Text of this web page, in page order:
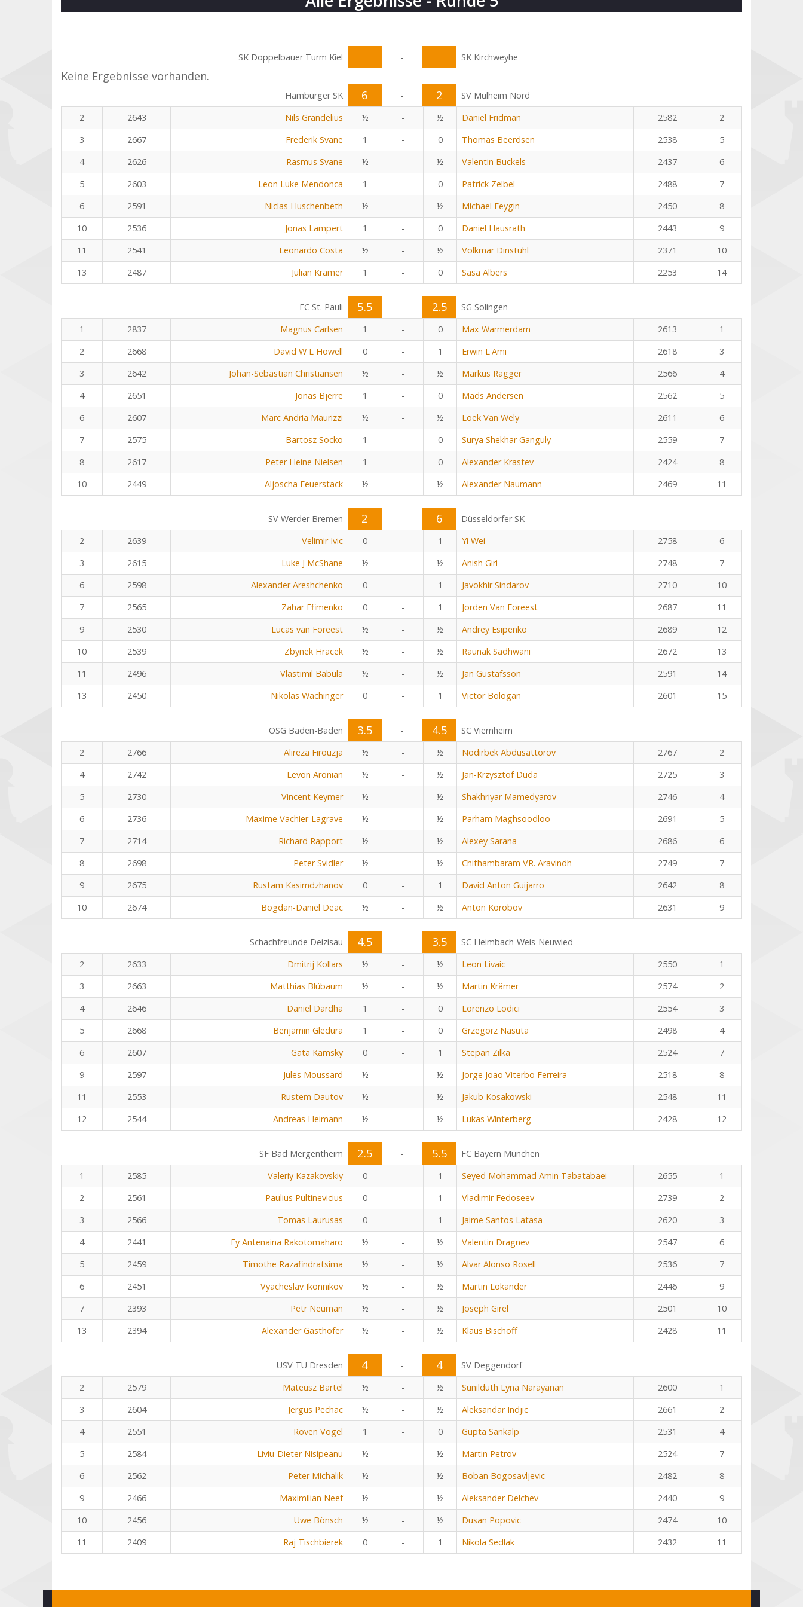
SK Doppelbauer Turm Kiel - SK Kirchweyhe
Keine Ergebnisse vorhanden.
Hamburger SK 6 - 2
SV Mülheim Nord
2
2643 Nils Grandelius ½ - ½ Daniel Fridman 2582
2
3
2667 Frederik Svane 1 - 0 Thomas Beerdsen 2538
5
4
2626 Rasmus Svane ½ - ½ Valentin Buckels 2437
6
5
2603 Leon Luke Mendonca 1 - 0 Patrick Zelbel 2488
7
6
2591 Niclas Huschenbeth ½ - ½ Michael Feygin 2450
8
10
2536 Jonas Lampert 1 - 0 Daniel Hausrath 2443
9
11
2541 Leonardo Costa ½ - ½ Volkmar Dinstuhl 2371
10
13
2487 Julian Kramer 1 - 0 Sasa Albers 2253 14
FC St. Pauli 5.5 - 2.5
SG Solingen
1
2837 Magnus Carlsen 1 - 0 Max Warmerdam 2613
1
2
2668 David W L Howell 0 - 1 Erwin L'Ami 2618
3
3
2642 Johan-Sebastian Christiansen ½ - ½ Markus Ragger 2566
4
4
2651 Jonas Bjerre 1 - 0 Mads Andersen 2562
5
6
2607 Marc Andria Maurizzi ½ - ½ Loek Van Wely 2611
6
7
2575 Bartosz Socko 1 - 0 Surya Shekhar Ganguly 2559
7
8
2617 Peter Heine Nielsen 1 - 0 Alexander Krastev 2424
8
10
2449 Aljoscha Feuerstack ½ - ½ Alexander Naumann 2469 11
SV Werder Bremen 2 - 6
Düsseldorfer SK
2
2639 Velimir Ivic 0 - 1 Yi Wei 2758
6
3
2615 Luke J McShane ½ - ½ Anish Giri 2748
7
6
2598 Alexander Areshchenko 0 - 1 Javokhir Sindarov 2710
10
7
2565 Zahar Efimenko 0 - 1 Jorden Van Foreest 2687
11
9
2530 Lucas van Foreest ½ - ½ Andrey Esipenko 2689
12
10
2539 Zbynek Hracek ½ - ½ Raunak Sadhwani 2672
13
11
2496 Vlastimil Babula ½ - ½ Jan Gustafsson 2591
14
13
2450 Nikolas Wachinger 0 - 1 Victor Bologan 2601 15
OSG Baden-Baden 3.5 - 4.5
SC Viernheim
2
2766 Alireza Firouzja ½ - ½ Nodirbek Abdusattorov 2767
2
4
2742 Levon Aronian ½ - ½ Jan-Krzysztof Duda 2725
3
5
2730 Vincent Keymer ½ - ½ Shakhriyar Mamedyarov 2746
4
6
2736 Maxime Vachier-Lagrave ½ - ½ Parham Maghsoodloo 2691
5
7
2714 Richard Rapport ½ - ½ Alexey Sarana 2686
6
8
2698 Peter Svidler ½ - ½ Chithambaram VR. Aravindh 2749
7
9
2675 Rustam Kasimdzhanov 0 - 1 David Anton Guijarro 2642
8
10
2674 Bogdan-Daniel Deac ½ - ½ Anton Korobov 2631 9
Schachfreunde Deizisau 4.5 - 3.5
SC Heimbach-Weis-Neuwied
2
2633 Dmitrij Kollars ½ - ½ Leon Livaic 2550
1
3
2663 Matthias Blübaum ½ - ½ Martin Krämer 2574
2
4
2646 Daniel Dardha 1 - 0 Lorenzo Lodici 2554
3
5
2668 Benjamin Gledura 1 - 0 Grzegorz Nasuta 2498
4
6
2607 Gata Kamsky 0 - 1 Stepan Zilka 2524
7
9
2597 Jules Moussard ½ - ½ Jorge Joao Viterbo Ferreira 2518
8
11
2553 Rustem Dautov ½ - ½ Jakub Kosakowski 2548
11
12
2544 Andreas Heimann ½ - ½ Lukas Winterberg 2428 12
SF Bad Mergentheim 2.5 - 5.5
FC Bayern München
1
2585 Valeriy Kazakovskiy 0 - 1 Seyed Mohammad Amin Tabatabaei 2655
1
2
2561 Paulius Pultinevicius 0 - 1 Vladimir Fedoseev 2739
2
3
2566 Tomas Laurusas 0 - 1 Jaime Santos Latasa 2620
3
4
2441 Fy Antenaina Rakotomaharo ½ - ½ Valentin Dragnev 2547
6
5
2459 Timothe Razafindratsima ½ - ½ Alvar Alonso Rosell 2536
7
6
2451 Vyacheslav Ikonnikov ½ - ½ Martin Lokander 2446
9
7
2393 Petr Neuman ½ - ½ Joseph Girel 2501
10
13
2394 Alexander Gasthofer ½ - ½ Klaus Bischoff 2428 11
USV TU Dresden 4 - 4
SV Deggendorf
2
2579 Mateusz Bartel ½ - ½ Sunilduth Lyna Narayanan 2600
1
3
2604 Jergus Pechac ½ - ½ Aleksandar Indjic 2661
2
4
2551 Roven Vogel 1 - 0 Gupta Sankalp 2531
4
5
2584 Liviu-Dieter Nisipeanu ½ - ½ Martin Petrov 2524
7
6
2562 Peter Michalik ½ - ½ Boban Bogosavljevic 2482
8
9
2466 Maximilian Neef ½ - ½ Aleksander Delchev 2440
9
10
2456 Uwe Bönsch ½ - ½ Dusan Popovic 2474
10
11
2409 Raj Tischbierek 0 - 1 Nikola Sedlak 2432 11